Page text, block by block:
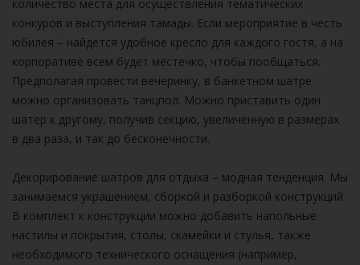
количество места для осуществления тематических
конкуров и выступления тамады. Если мероприятие в честь
юбилея – найдется удобное кресло для каждого гостя, а на
корпоративе всем будет местечко, чтобы пообщаться.
Предполагая провести вечеринку, в банкетном шатре
можно организовать танцпол. Можно приставить один
шатер к другому, получив секцию, увеличенную в размерах
в два раза, и так до бесконечности.
Декорирование шатров для отдыха – модная тенденция. Мы
занимаемся украшением, сборкой и разборкой конструкций.
В комплект к конструкции можно добавить напольные
настилы и покрытия, столы, скамейки и стулья, также
необходимого технического оснащения (например,